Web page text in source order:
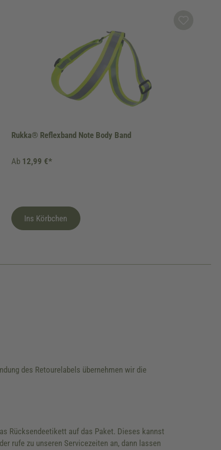
Rukka® Reflexband Note Body Band
Ab 12,99 €*
Ins Körbchen
des Retourelabels übernehmen wir die
Rücksendeetikett auf das Paket. Dieses kannst
rufe zu unseren Servicezeiten an, dann lassen